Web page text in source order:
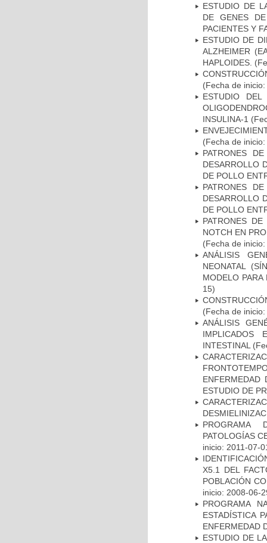
ESTUDIO DE
DE GENES
PACIENTES Y
ESTUDIO DE
ALZHEIMER
HAPLOIDES.
(Fecha de
ESTUDIO
INSULINA-1
(Fecha de
PATRONES
DESARROLLO
DE POLLO
PATRONES
DESARROLLO
DE POLLO
PATRONES
NOTCH EN
(Fecha de
ANÁLISIS
NEONATAL
MODELO
15)
(Fecha de
ANÁLISIS
IMPLICADOS
INTESTINAL
ENFERMEDAD
ESTUDIO DE
PROGRAMA
PATOLOGÍAS
inicio: 2011-07-
X5.1 DEL
POBLACIÓN
inicio: 2008-06-
PROGRAMA
ESTADÍSTICA
ENFERMEDAD
ESTUDIO DE